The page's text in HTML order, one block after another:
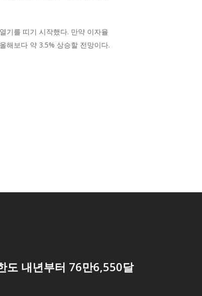
기를 띠기 시작했다. 만약 이자율
해보다 약 3.5% 상승할 전망이다.
도 내년부터 76만6,550달